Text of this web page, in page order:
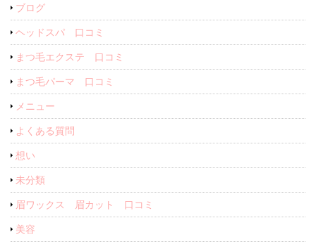
ブログ
ヘッドスパ 口コミ
まつ毛エクステ 口コミ
まつ毛パーマ 口コミ
メニュー
よくある質問
想い
未分類
眉ワックス 眉カット 口コミ
美容